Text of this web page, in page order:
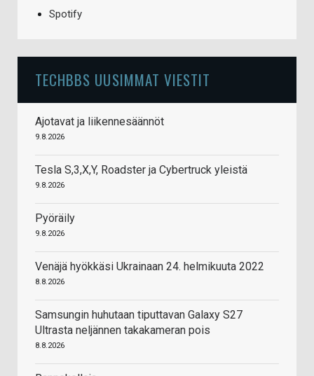
Spotify
TECHBBS UUSIMMAT VIESTIT
Ajotavat ja liikennesäännöt
9.8.2026
Tesla S,3,X,Y, Roadster ja Cybertruck yleistä
9.8.2026
Pyöräily
9.8.2026
Venäjä hyökkäsi Ukrainaan 24. helmikuuta 2022
8.8.2026
Samsungin huhutaan tiputtavan Galaxy S27
Ultrasta neljännen takakameran pois
8.8.2026